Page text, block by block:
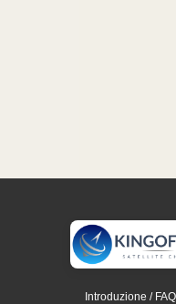
Introduzione / FAQ